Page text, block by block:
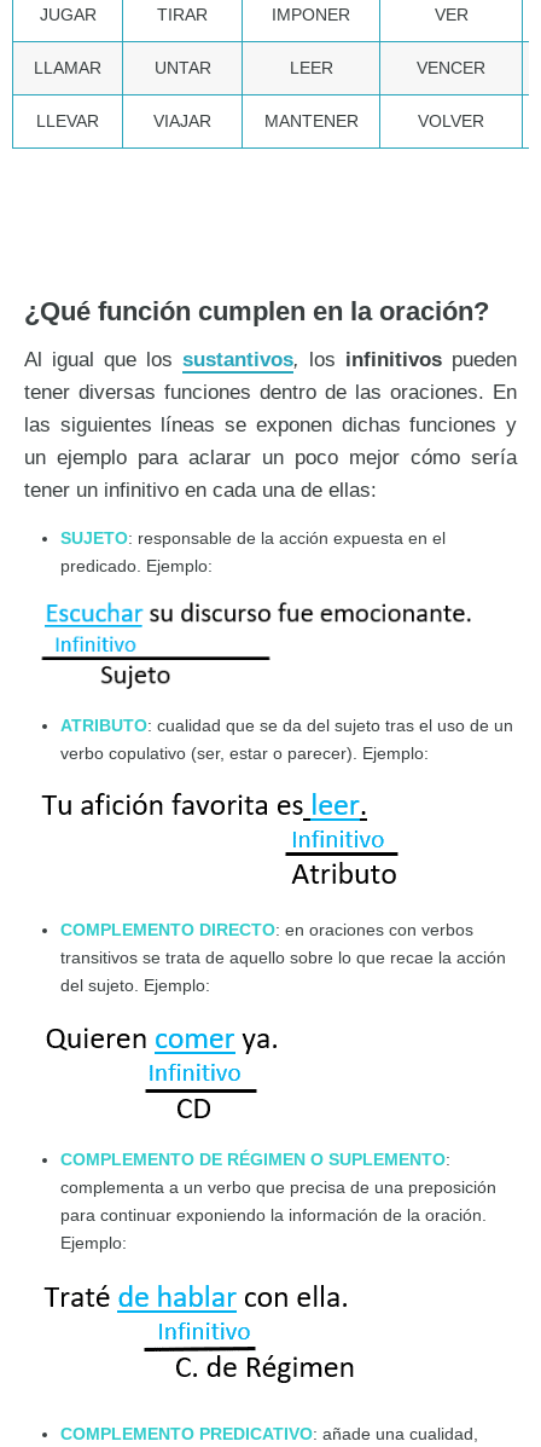
JUGAR TIRAR IMPONER VER
LLAMAR UNTAR LEER VENCER
LLEVAR VIAJAR MANTENER VOLVER
¿Qué función cumplen en la oración?
Al igual que los sustantivos, los infinitivos pueden
tener diversas funciones dentro de las oraciones. En
las siguientes líneas se exponen dichas funciones y
un ejemplo para aclarar un poco mejor cómo sería
tener un infinitivo en cada una de ellas:
SUJETO: responsable de la acción expuesta en el
predicado. Ejemplo:
ATRIBUTO: cualidad que se da del sujeto tras el uso de un
verbo copulativo (ser, estar o parecer). Ejemplo:
COMPLEMENTO DIRECTO: en oraciones con verbos
transitivos se trata de aquello sobre lo que recae la acción
del sujeto. Ejemplo:
COMPLEMENTO DE RÉGIMEN O SUPLEMENTO:
complementa a un verbo que precisa de una preposición
para continuar exponiendo la información de la oración.
Ejemplo:
COMPLEMENTO PREDICATIVO: añade una cualidad,